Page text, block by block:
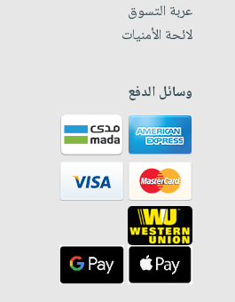
عربة التسوق
لائحة الأمنيات
وسائل الدفع